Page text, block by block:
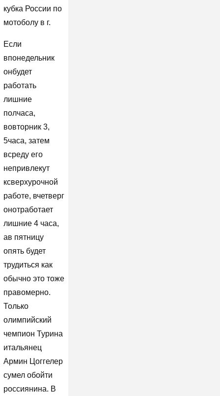
кубка России по
мотоболу в г.
Если
впонедельник
онбудет
работать
лишние
полчаса,
вовторник 3,
5часа, затем
всреду его
непривлекут
ксверхурочной
работе, вчетверг
онотработает
лишние 4 часа,
ав пятницу
опять будет
трудиться как
обычно это тоже
правомерно.
Только
олимпийский
чемпион Турина
итальянец
Армин Цоггелер
сумел обойти
россиянина. В